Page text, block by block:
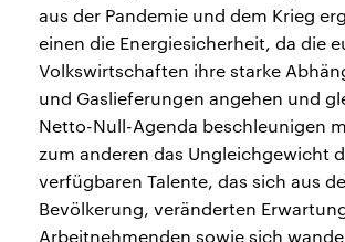
aus der Pandemie und dem Krieg
einen die Energiesicherheit, da die
Volkswirtschaften ihre starke
und Gaslieferungen angehen und
Netto-Null-Agenda beschleunigen
zum anderen das Ungleichgewicht
verfügbaren Talente, das sich aus
Bevölkerung, veränderten
Arbeitnehmenden sowie sich